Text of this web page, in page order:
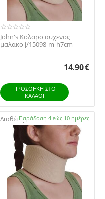
John's Κολαρο αυχενος
μαλακο j/15098-m-h7cm
14.90€
ΠΡΟΣΘΉΚΗ ΣΤΟ
ΚΑΛΆΘΙ
Διαθέσιμο:Παράδοση 4 εώς 10 ημέρες